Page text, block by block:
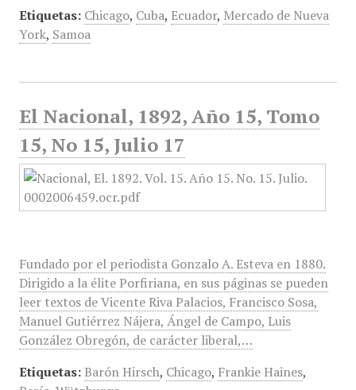
Etiquetas: Chicago, Cuba, Ecuador, Mercado de Nueva
York, Samoa
El Nacional, 1892, Año 15, Tomo
15, No 15, Julio 17
Fundado por el periodista Gonzalo A. Esteva en 1880.
Dirigido a la élite Porfiriana, en sus páginas se pueden
leer textos de Vicente Riva Palacios, Francisco Sosa,
Manuel Gutiérrez Nájera, Ángel de Campo, Luis
González Obregón, de carácter liberal,…
Etiquetas: Barón Hirsch, Chicago, Frankie Haines,